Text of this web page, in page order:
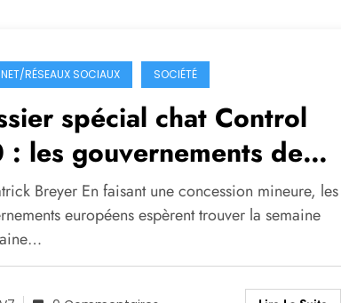
RÉSEAUX SOCIAUX SOCIÉTÉ
spécial chat Control
les gouvernements de
s’apprêtent à approuver la
la messagerie privée et
sécurisé
Breyer En faisant une concession mineure, les
européens espèrent trouver la semaine